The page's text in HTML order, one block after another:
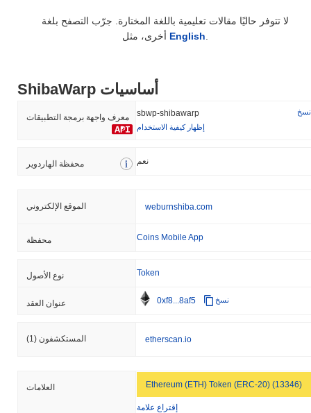
لا تتوفر حاليًا مقالات تعليمية باللغة المختارة. جرّب التصفح بلغة
English
ShibaWarp أساسيات
معرف واجهة برمجة التطبيقات sbwp-shibawarp
نسخ
إظهار كيفية الاستخدام
محفظة الهاردوير نعم
الموقع الإلكتروني weburnshiba.com
محفظة Coins Mobile App
نوع الأصول Token
عنوان العقد 0xf8...8af5 نسخ
المستكشفون (1) etherscan.io
العلامات Ethereum (ETH) Token (ERC-20) (13346)
إقتراع علامة